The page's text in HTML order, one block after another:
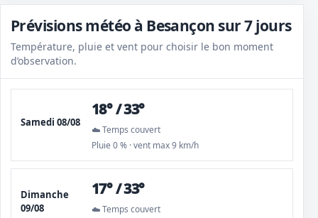
Prévisions météo à Besançon sur 7 jours
Température, pluie et vent pour choisir le bon moment
d’observation.
Samedi 08/08
18° / 33°
☁️ Temps couvert
Pluie 0 % · vent max 9 km/h
Dimanche
09/08
17° / 33°
☁️ Temps couvert